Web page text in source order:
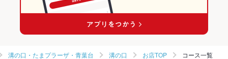
武蔵溝ノ口駅 × 和食全般
溝の口・たまプラーザ・青葉台 溝の口 お店TOP コース一覧